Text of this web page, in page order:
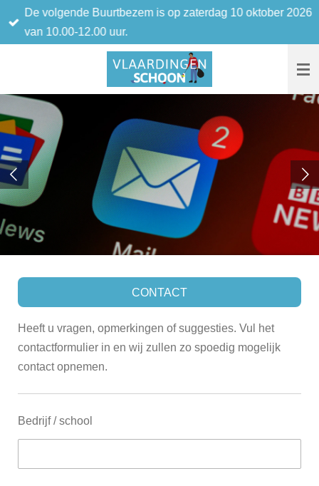
Ga
direct
hoofdinhoud
De volgende Buurtbezem is op zaterdag 10 oktober 2026
van 10.00-12.00 uur.
CONTACT
Heeft u vragen, opmerkingen of suggesties. Vul het
contactformulier in en wij zullen zo spoedig mogelijk
contact opnemen.
Bedrijf / school